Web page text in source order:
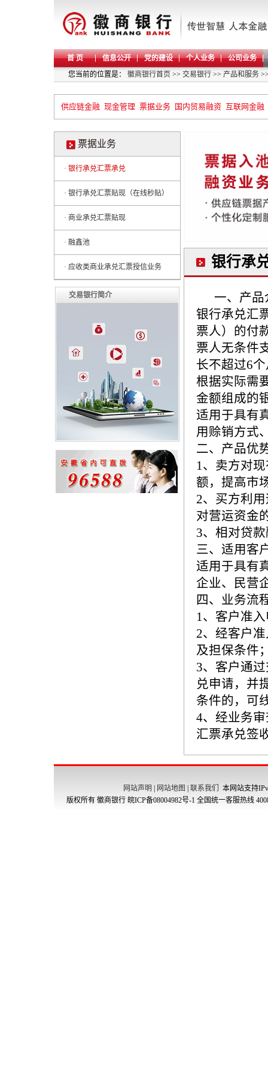
首 页 信息公开 党的建设 个人业务
公司业务
您当前的位置是： 徽商银行首页 >> 交易银行 >> 产品和服务
供应链金融 现金管理 票据业务 国内贸易融资 互联网金融
票据业务
· 银行承兑汇票承兑
· 银行承兑汇票贴现（在线秒贴）
· 商业承兑汇票贴现
· 融鑫池
· 应收类商业承兑汇票授信业务
交易银行简介
银行承
一、产品
银行承兑汇
票人）的付
票人无条件
长不超过6
根据实际需
金额组成的
适用于具有
用赊销方式
二、产品优
1、卖方对
额，提高市
2、买方利
对营运资金
3、相对贷
三、适用客
适用于具有
企业、民营
四、业务流
1、客户准
2、经客户
及担保条件
3、客户通
兑申请，并
条件的，可
4、经业务
汇票承兑签
网站声明 网站地图 联系我们
本网站支持
版权所有 徽商银行 皖ICP备08004982号-1 全国统一客服热线